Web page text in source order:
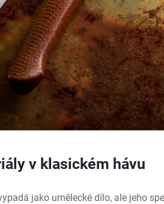
v klasickém hávu
jako umělecké dílo, ale jeho